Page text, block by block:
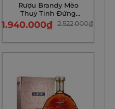
Rượu Brandy Mèo
Thuỷ Tinh Đứng
Royal Rich XO Gold
23K – 750ml – Bản tết
2.522.000₫
1.940.000₫